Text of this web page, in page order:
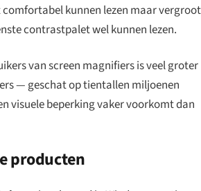
kunnen lezen maar vergroot
contrastpalet wel kunnen lezen.
van screen magnifiers is veel groter
— geschat op tientallen miljoenen
visuele beperking vaker voorkomt dan
producten